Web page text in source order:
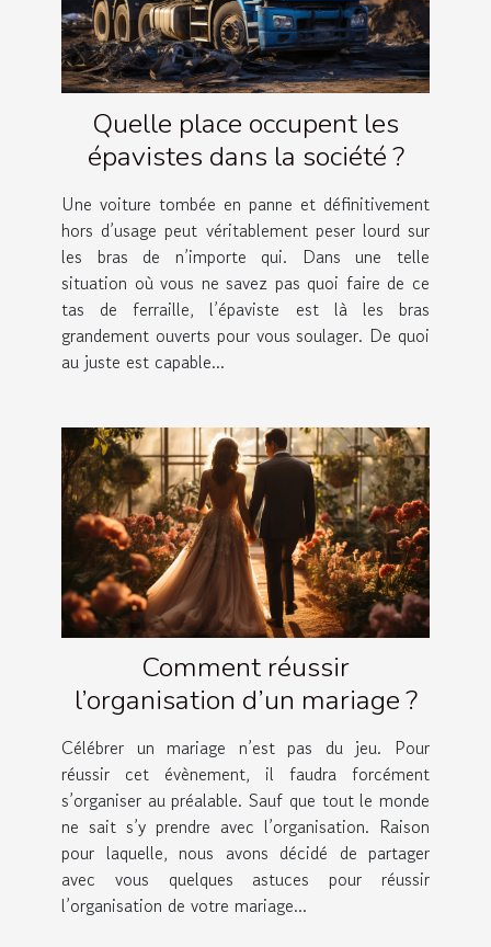
Quelle place occupent les
épavistes dans la société ?
Une voiture tombée en panne et définitivement
hors d’usage peut véritablement peser lourd sur
les bras de n’importe qui. Dans une telle
situation où vous ne savez pas quoi faire de ce
tas de ferraille, l’épaviste est là les bras
grandement ouverts pour vous soulager. De quoi
au juste est capable...
Comment réussir
l’organisation d’un mariage ?
Célébrer un mariage n’est pas du jeu. Pour
réussir cet évènement, il faudra forcément
s’organiser au préalable. Sauf que tout le monde
ne sait s’y prendre avec l’organisation. Raison
pour laquelle, nous avons décidé de partager
avec vous quelques astuces pour réussir
l’organisation de votre mariage...